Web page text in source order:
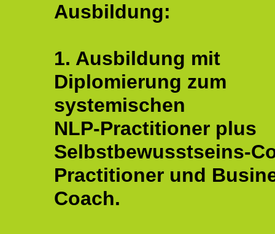
Ausbildung:
1. Ausbildung mit
Diplomierung zum
systemischen
NLP-Practitioner plus
Selbstbewusstseins-
Practitioner und
Coach.